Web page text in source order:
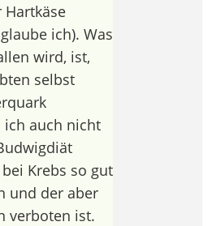
ich). Was
wird, ist,
selbst
ich auch nicht
Krebs so gut
und der aber
verboten ist.